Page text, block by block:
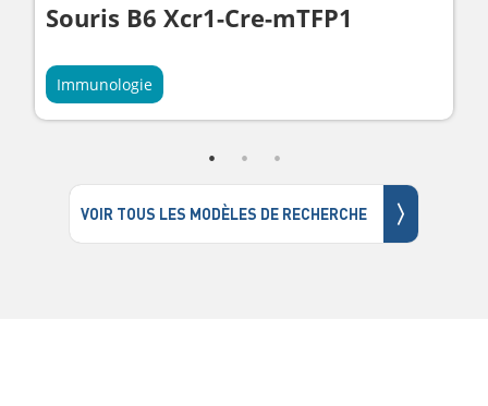
Souris B6 Xcr1-Cre-mTFP1
Immunologie
VOIR TOUS LES MODÈLES DE RECHERCHE 〉